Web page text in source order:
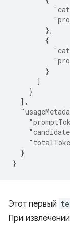
},
{
}
]
}
],
}
}
Этот первый
При